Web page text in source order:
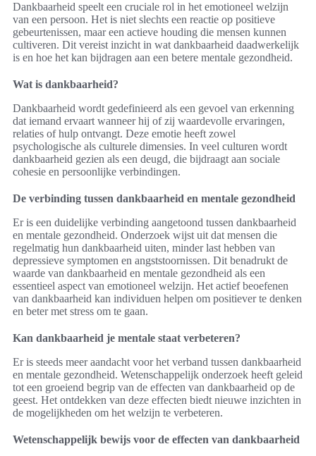
Dankbaarheid speelt een cruciale rol in het emotioneel welzijn
van een persoon. Het is niet slechts een reactie op positieve
gebeurtenissen, maar een actieve houding die mensen kunnen
cultiveren. Dit vereist inzicht in wat dankbaarheid daadwerkelijk
is en hoe het kan bijdragen aan een betere mentale gezondheid.
Wat is dankbaarheid?
Dankbaarheid wordt gedefinieerd als een gevoel van erkenning
dat iemand ervaart wanneer hij of zij waardevolle ervaringen,
relaties of hulp ontvangt. Deze emotie heeft zowel
psychologische als culturele dimensies. In veel culturen wordt
dankbaarheid gezien als een deugd, die bijdraagt aan sociale
cohesie en persoonlijke verbindingen.
De verbinding tussen dankbaarheid en mentale gezondheid
Er is een duidelijke verbinding aangetoond tussen dankbaarheid
en mentale gezondheid. Onderzoek wijst uit dat mensen die
regelmatig hun dankbaarheid uiten, minder last hebben van
depressieve symptomen en angststoornissen. Dit benadrukt de
waarde van dankbaarheid en mentale gezondheid als een
essentieel aspect van emotioneel welzijn. Het actief beoefenen
van dankbaarheid kan individuen helpen om positiever te denken
en beter met stress om te gaan.
Kan dankbaarheid je mentale staat verbeteren?
Er is steeds meer aandacht voor het verband tussen dankbaarheid
en mentale gezondheid. Wetenschappelijk onderzoek heeft geleid
tot een groeiend begrip van de effecten van dankbaarheid op de
geest. Het ontdekken van deze effecten biedt nieuwe inzichten in
de mogelijkheden om het welzijn te verbeteren.
Wetenschappelijk bewijs voor de effecten van dankbaarheid